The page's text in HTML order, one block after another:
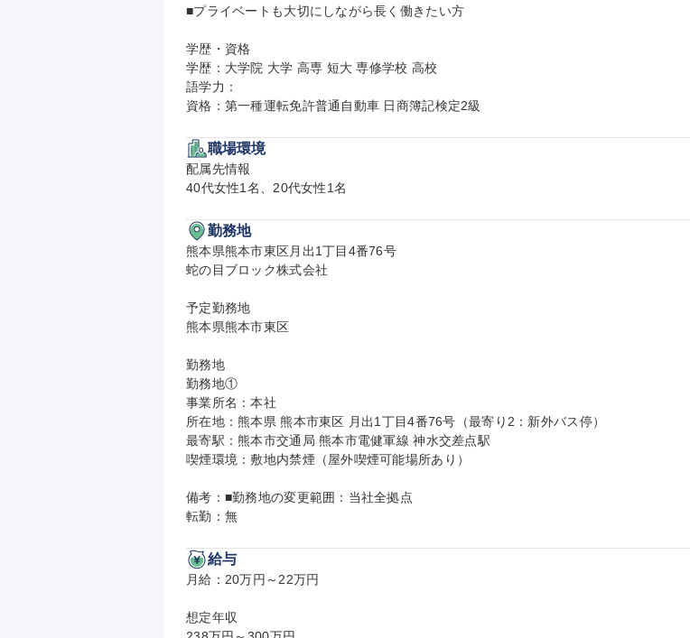
■プライベートも大切にしながら長く働きたい方
学歴・資格
学歴：大学院 大学 高専 短大 専修学校 高校
語学力：
資格：第一種運転免許普通自動車 日商簿記検定2級
職場環境
配属先情報
40代女性1名、20代女性1名
勤務地
熊本県熊本市東区月出1丁目4番76号
蛇の目ブロック株式会社
予定勤務地
熊本県熊本市東区
勤務地
勤務地①
事業所名：本社
所在地：熊本県 熊本市東区 月出1丁目4番76号（最寄り2：新外バス停）
最寄駅：熊本市交通局 熊本市電健軍線 神水交差点駅
喫煙環境：敷地内禁煙（屋外喫煙可能場所あり）
備考：■勤務地の変更範囲：当社全拠点
転勤：無
給与
月給：20万円～22万円
想定年収